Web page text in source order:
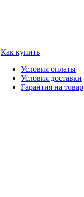
Как купить
Условия оплаты
Условия доставки
Гарантия на товар